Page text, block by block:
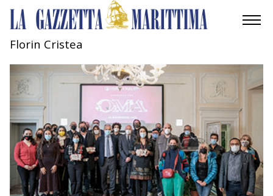
MOBILITÀ
INDUSTRIA
RICERCA
ECONOMIA
Florin Cristea